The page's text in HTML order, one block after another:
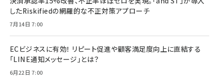
したRiskifiedの網羅的な不正対策アプローチ
7月14日 7:00
ECビジネスに有効！ リピート促進や顧客満足度向上に直結する
「LINE通知メッセージ」とは？
6月22日 7:00